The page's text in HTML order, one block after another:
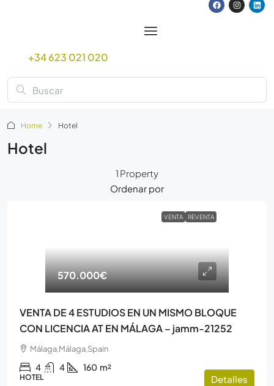
+34 623 021 020
Home Hotel
Hotel
1 Property
Ordenar por
VENTA REVENTA
570.000€
VENTA DE 4 ESTUDIOS EN UN MISMO BLOQUE
CON LICENCIA AT EN MÁLAGA – jamm-21252
Málaga,Málaga,Spain
4 4 160 m²
HOTEL Detalles